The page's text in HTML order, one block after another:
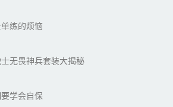
练的烦恼
无畏神兵套装大揭秘
学会自保